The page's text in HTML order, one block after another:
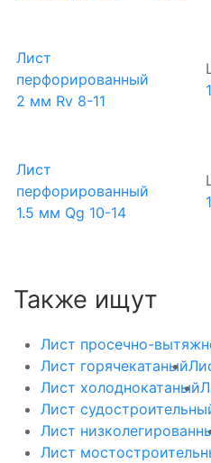
Лист
перфорированный
2 мм Rv 8-11
Лист
перфорированный
1.5 мм Qg 10-14
Также ищут
Лист просечно-
Лист горячекатаный
Лист холоднокатаный
Лист
Лист
Лист